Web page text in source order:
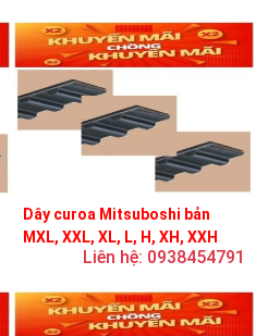
Dây curoa Mitsuboshi bản
MXL, XXL, XL, L, H, XH, XXH
Liên hệ: 0938454791